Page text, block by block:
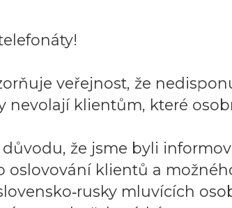
veřejnost, že
klientům, které
že jsme byli
oslovování klientů a
mluvících